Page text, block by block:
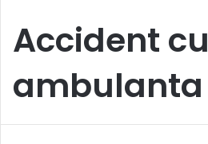
Accident cu
ambulanta